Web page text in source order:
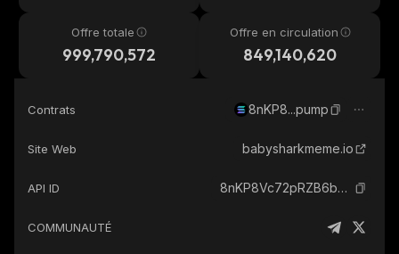
Offre totale
999,790,572
Offre en circulation
849,140,620
Contrats 8nKP8...pump
Site Web babysharkmeme.io
API ID 8nKP8Vc72pRZB6bhCy8D1UYf6ZjwYT859i6awyinpump_solana
COMMUNAUTÉ